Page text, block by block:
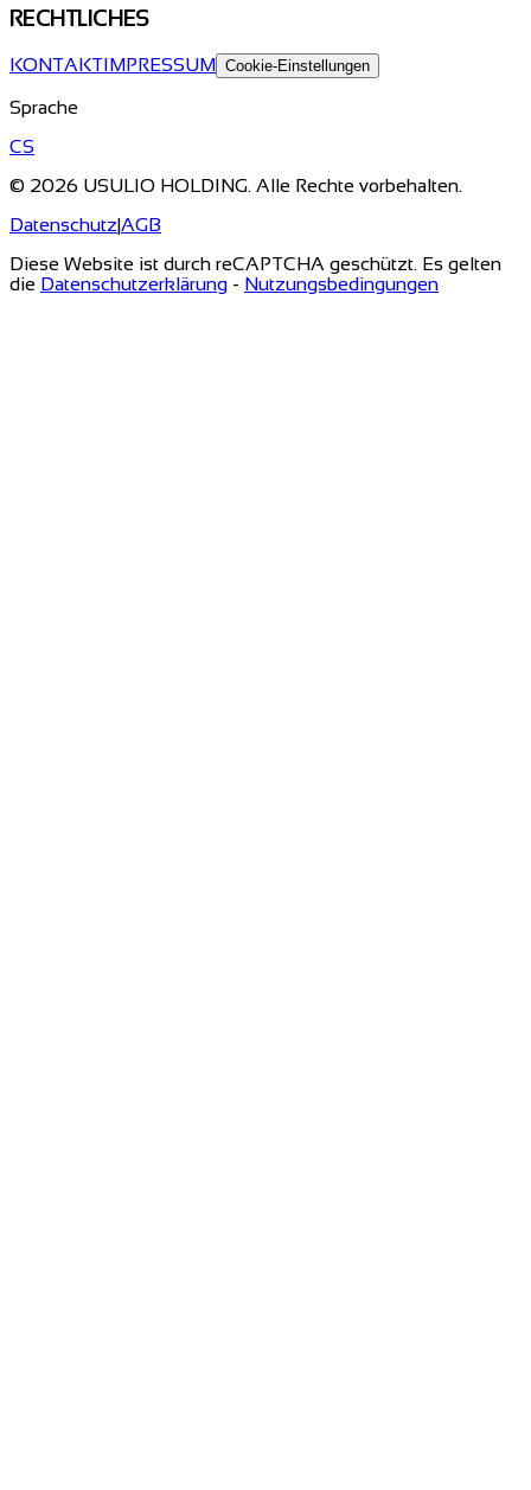
RECHTLICHES
KONTAKTIMPRESSUM Cookie-Einstellungen
Sprache
CS
© 2026 USULIO HOLDING. Alle Rechte vorbehalten.
Datenschutz|AGB
Diese Website ist durch reCAPTCHA geschützt. Es gelten
die Datenschutzerklärung - Nutzungsbedingungen